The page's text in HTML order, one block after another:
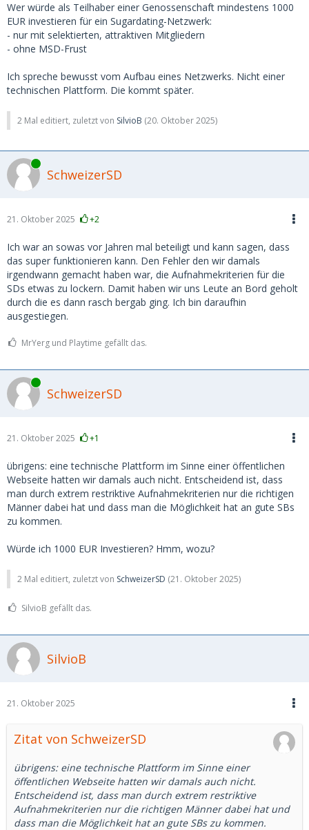
Wer würde als Teilhaber einer Genossenschaft mindestens 1000
EUR investieren für ein Sugardating-Netzwerk:
- nur mit selektierten, attraktiven Mitgliedern
- ohne MSD-Frust
Ich spreche bewusst vom Aufbau eines Netzwerks. Nicht einer
technischen Plattform. Die kommt später.
2 Mal editiert, zuletzt von SilvioB (20. Oktober 2025)
Online
SchweizerSD
21. Oktober 2025 +2
Ich war an sowas vor Jahren mal beteiligt und kann sagen, dass
das super funktionieren kann. Den Fehler den wir damals
irgendwann gemacht haben war, die Aufnahmekriterien für die
SDs etwas zu lockern. Damit haben wir uns Leute an Bord geholt
durch die es dann rasch bergab ging. Ich bin daraufhin
ausgestiegen.
MrYerg und Playtime gefällt das.
Online
SchweizerSD
21. Oktober 2025 +1
übrigens: eine technische Plattform im Sinne einer öffentlichen
Webseite hatten wir damals auch nicht. Entscheidend ist, dass
man durch extrem restriktive Aufnahmekriterien nur die richtigen
Männer dabei hat und dass man die Möglichkeit hat an gute SBs
zu kommen.
Würde ich 1000 EUR Investieren? Hmm, wozu?
2 Mal editiert, zuletzt von SchweizerSD (21. Oktober 2025)
SilvioB gefällt das.
SilvioB
21. Oktober 2025
Zitat von SchweizerSD
übrigens: eine technische Plattform im Sinne einer
öffentlichen Webseite hatten wir damals auch nicht.
Entscheidend ist, dass man durch extrem restriktive
Aufnahmekriterien nur die richtigen Männer dabei hat und
dass man die Möglichkeit hat an gute SBs zu kommen.